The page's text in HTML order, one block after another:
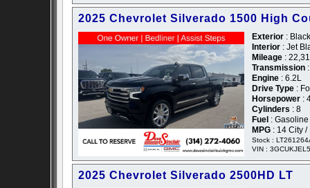
2025 Chevrolet Silverado 1500 High
Exterior :
Interior : Jet
Mileage :
Transmission
Engine : 6.2L
Drive Type :
Horsepower :
Cylinders : 8
Fuel : Gasoline
MPG : 14 City /
Stock :
VIN :
2025 Chevrolet Silverado 2500HD LT